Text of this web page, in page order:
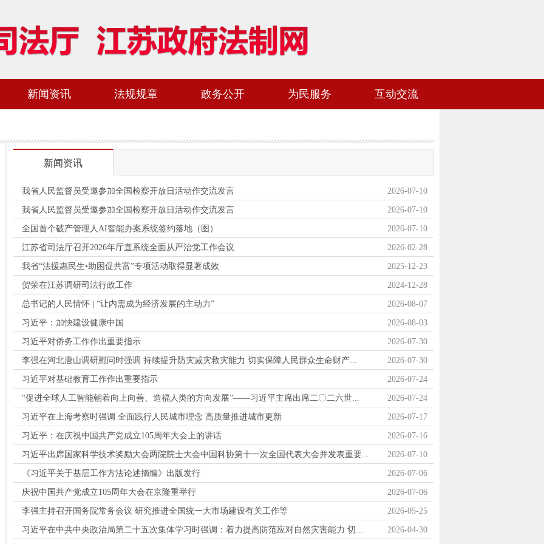
网站地图 加入收藏
新闻资讯 法规规章 政务公开 为民服务 互动交流
新闻资讯
我省人民监督员受邀参加全国检察开放日活动作交流发言 2026-07-10
我省人民监督员受邀参加全国检察开放日活动作交流发言 2026-07-10
全国首个破产管理人AI智能办案系统签约落地（图） 2026-07-10
江苏省司法厅召开2026年厅直系统全面从严治党工作会议 2026-02-28
我省“法援惠民生•助困促共富”专项活动取得显著成效 2025-12-23
贺荣在江苏调研司法行政工作 2024-12-28
总书记的人民情怀 | “让内需成为经济发展的主动力” 2026-08-07
习近平：加快建设健康中国 2026-08-03
习近平对侨务工作作出重要指示 2026-07-30
李强在河北唐山调研慰问时强调 持续提升防灾减灾救灾能力 切实保障人民群众生命财产... 2026-07-30
习近平对基础教育工作作出重要指示 2026-07-24
“促进全球人工智能朝着向上向善、造福人类的方向发展”——习近平主席出席二〇二六世... 2026-07-24
习近平在上海考察时强调 全面践行人民城市理念 高质量推进城市更新 2026-07-17
习近平：在庆祝中国共产党成立105周年大会上的讲话 2026-07-16
习近平出席国家科学技术奖励大会两院院士大会中国科协第十一次全国代表大会并发表重要... 2026-07-10
《习近平关于基层工作方法论述摘编》出版发行 2026-07-06
庆祝中国共产党成立105周年大会在京隆重举行 2026-07-06
李强主持召开国务院常务会议 研究推进全国统一大市场建设有关工作等 2026-05-25
习近平在中共中央政治局第二十五次集体学习时强调：着力提高防范应对自然灾害能力 切... 2026-04-30